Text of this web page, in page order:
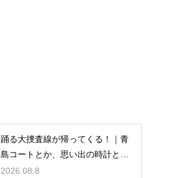
踊る大捜査線が帰ってくる！｜青
島コートとか、思い出の時計と
か。
2026.08.8